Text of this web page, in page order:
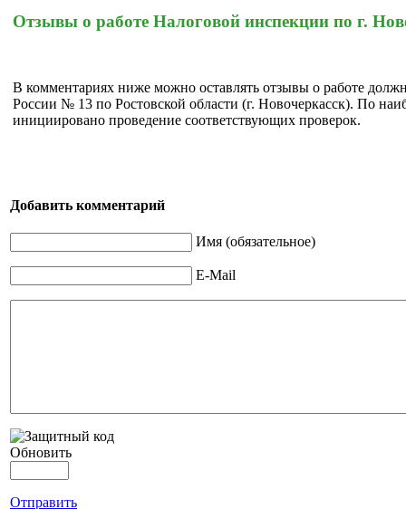
Отзывы о работе Налоговой инспекции по г.
В комментариях ниже можно оставлять отзывы о работе
России № 13 по Ростовской области (г. Новочеркасск). По
инициировано проведение соответствующих проверок.
Добавить комментарий
Имя (обязательное)
E-Mail
Обновить
Отправить